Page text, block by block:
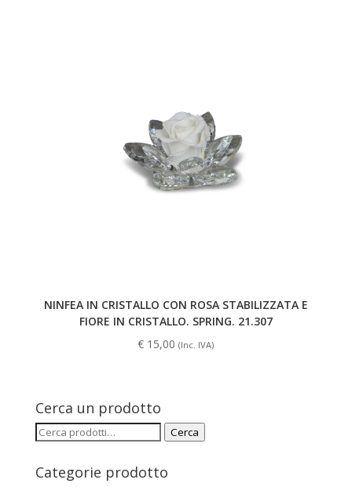
NINFEA IN CRISTALLO CON ROSA STABILIZZATA E
FIORE IN CRISTALLO. SPRING. 21.307
€ 15,00 (Inc. IVA)
Cerca un prodotto
Cerca: Cerca
Categorie prodotto